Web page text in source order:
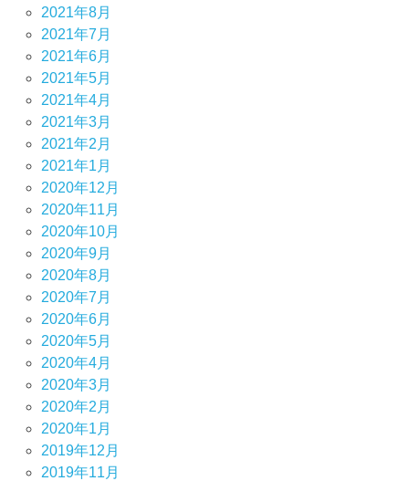
2021年8月
2021年7月
2021年6月
2021年5月
2021年4月
2021年3月
2021年2月
2021年1月
2020年12月
2020年11月
2020年10月
2020年9月
2020年8月
2020年7月
2020年6月
2020年5月
2020年4月
2020年3月
2020年2月
2020年1月
2019年12月
2019年11月